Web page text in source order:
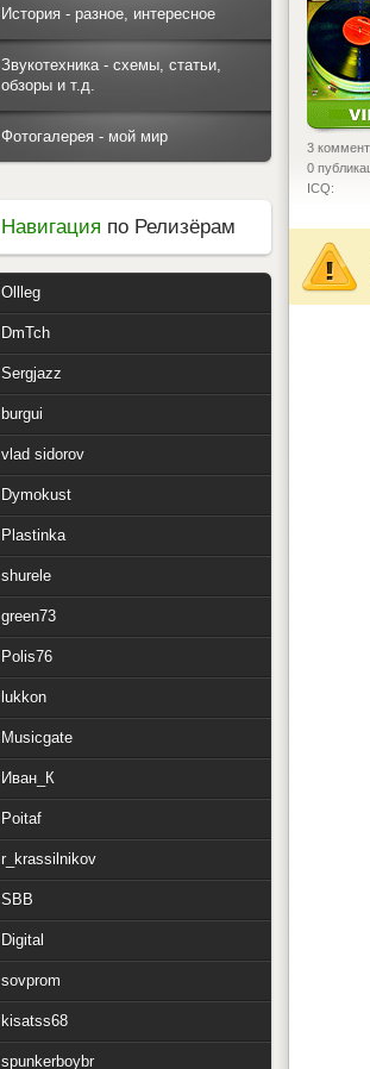
3
0
ICQ:
История - разное, интересное
Звукотехника - схемы, статьи,
обзоры и т.д.
Фотогалерея - мой мир
Навигация по Релизёрам
Ollleg
DmTch
Sergjazz
burgui
vlad sidorov
Dymokust
Plastinka
shurele
green73
Polis76
lukkon
Musicgate
Иван_К
Poitaf
r_krassilnikov
SBB
Digital
sovprom
kisatss68
spunkerboybr